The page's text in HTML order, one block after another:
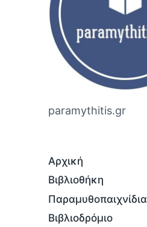
paramythitis.gr
Αρχική
Βιβλιοθήκη
Παραμυθοπαιχνίδια
Βιβλιοδρόμιο